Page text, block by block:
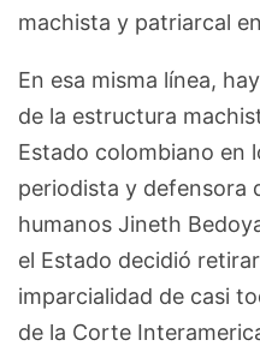
machista y patriarcal
En esa misma línea,
de la estructura
Estado colombiano en
periodista y defensora
humanos Jineth
el Estado decidió
imparcialidad de casi
de la Corte